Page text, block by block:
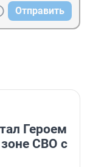
Отправить
Героем
СВО с